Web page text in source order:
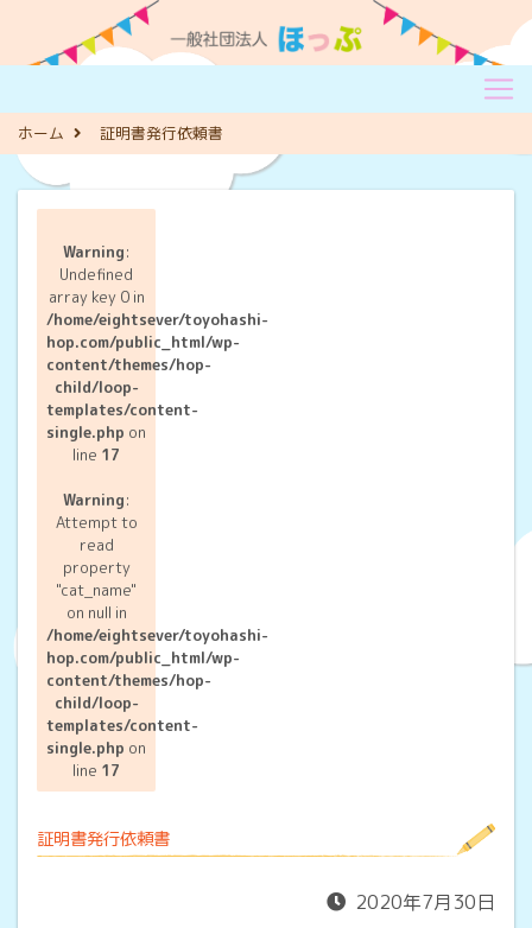
ホーム 証明書発行依頼書
Warning:
Undefined
array key 0 in
/home/eightsever/toyohashi-
hop.com/public_html/wp-
content/themes/hop-
child/loop-
templates/content-
single.php on
line 17
Warning:
Attempt to
read
property
"cat_name"
on null in
/home/eightsever/toyohashi-
hop.com/public_html/wp-
content/themes/hop-
child/loop-
templates/content-
single.php on
line 17
証明書発行依頼書
2020年7月30日